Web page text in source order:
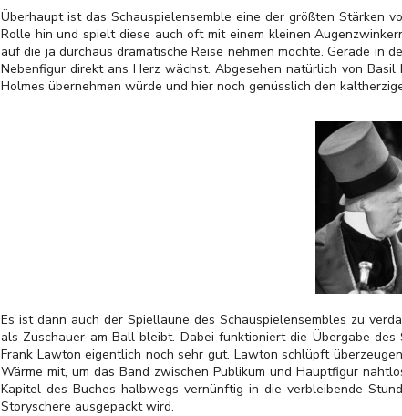
Überhaupt ist das Schauspielensemble eine der größten Stärken
Rolle hin und spielt diese auch oft mit einem kleinen
auf die ja durchaus dramatische Reise nehmen möchte. Gerade in
Nebenfigur direkt ans Herz wächst. Abgesehen natürlich von
Holmes übernehmen würde und hier noch genüsslich den
Es ist dann auch der Spiellaune des Schauspielensembles zu
als Zuschauer am Ball bleibt. Dabei funktioniert die Übergabe
Frank Lawton eigentlich noch sehr gut. Lawton schlüpft
Wärme mit, um das Band zwischen Publikum und Hauptfigur
Kapitel des Buches halbwegs vernünftig in die verbleibende
Storyschere ausgepackt wird.